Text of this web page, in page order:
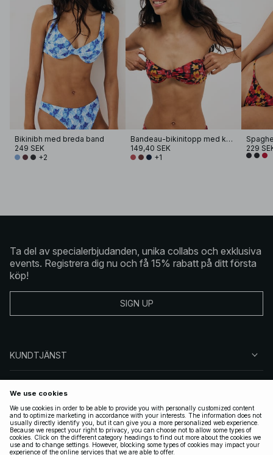
Bikinibh med breda band
249 SEK
+2
Bandeau-bikinitopp med knytning fram
149,40 SEK
+1
229
Ta del av specialerbjudanden, unika collabs och exklusiva
events. Registrera dig nu och få 15% rabatt på ditt första
köp!
SIGN UP
KUNDTJÄNST
FÖLJ OSS
JURIDISKT